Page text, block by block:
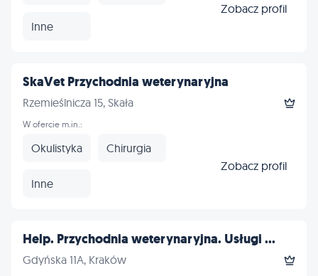
Inne
Zobacz profil
SkaVet Przychodnia weterynaryjna
Rzemieślnicza 15, Skała
W ofercie m.in.:
Okulistyka Chirurgia
Inne
Zobacz profil
Help. Przychodnia weterynaryjna. Usługi ...
Gdyńska 11A, Kraków